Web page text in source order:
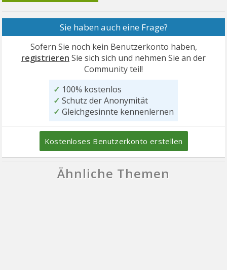
Sie haben auch eine Frage?
Sofern Sie noch kein Benutzerkonto haben,
registrieren Sie sich sich und nehmen Sie an der
Community teil!
✓ 100% kostenlos
✓ Schutz der Anonymität
✓ Gleichgesinnte kennenlernen
Kostenloses Benutzerkonto erstellen
Ähnliche Themen